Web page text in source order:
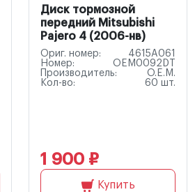
Диск тормозной
передний Mitsubishi
Pajero 4 (2006-нв)
Ориг. номер:
4615A061
Номер:
OEM0092DT
Производитель:
O.E.M.
Кол-во:
60 шт.
1 900 ₽
Купить